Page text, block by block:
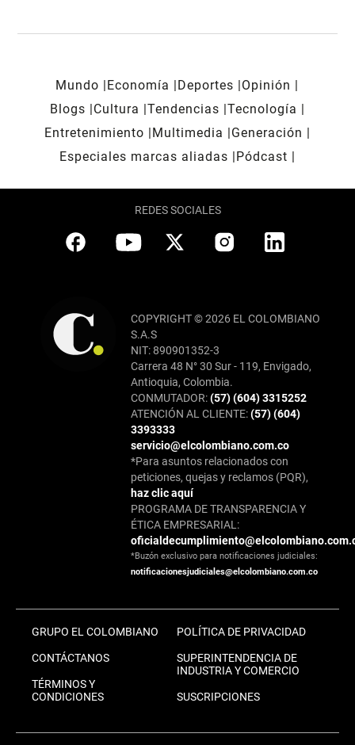
Mundo Economía Deportes
Opinión
Blogs
Cultura Tendencias Tecnología
Entretenimiento
Multimedia
Generación
Especiales marcas aliadas
Pódcast
REDES SOCIALES
COPYRIGHT © 2026 EL COLOMBIANO
S.A.S
NIT: 890901352-3
Carrera 48 N° 30 Sur - 119, Envigado,
Antioquia, Colombia.
CONMUTADOR:(57) (604) 3315252
ATENCIÓN AL CLIENTE:(57) (604)
3393333
servicio@elcolombiano.com.co
*Para asuntos relacionados con
peticiones, quejas y reclamos (PQR),
haz clic aquí
PROGRAMA DE TRANSPARENCIA Y
ÉTICA EMPRESARIAL:
*Buzón exclusivo para notificaciones judiciales:
notificacionesjudiciales@elcolombiano.com.co
GRUPO EL COLOMBIANO
CONTÁCTANOS
TÉRMINOS Y
CONDICIONES
POLÍTICA DE PRIVACIDAD
SUPERINTENDENCIA DE
INDUSTRIA Y COMERCIO
SUSCRIPCIONES